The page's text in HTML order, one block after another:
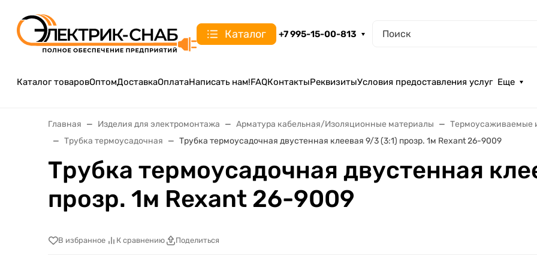
Каталог +7 995-15-00-813
Каталог товаровОптомДоставкаОплатаНаписать нам!FAQКонтактыРеквизитыУсловия предоставления услуг Еще
Главная Изделия для электромонтажа Арматура кабельная/Изоляционные материалы
Термоусаживаемые
Трубка термоусадочная
Трубка термоусадочная двустенная клеевая 9/3 (3:1) прозр. 1м Rexant 26-9009
Трубка термоусадочная двустенная
прозр. 1м Rexant 26-9009
В избранное К сравнению Поделиться